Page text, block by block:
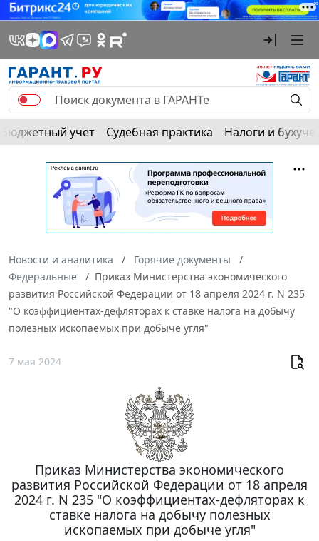
Бюджетный учет Судебная практика Налоги и
Новости и аналитика
Горячие документы
Федеральные
Приказ Министерства экономического
развития Российской Федерации от 18 апреля 2024 г. N 235
"О коэффициентах-дефляторах к ставке налога на добычу
полезных ископаемых при добыче угля"
7 мая 2024
Приказ Министерства экономического
развития Российской Федерации от 18 апреля
2024 г. N 235 "О коэффициентах-дефляторах к
ставке налога на добычу полезных
ископаемых при добыче угля"